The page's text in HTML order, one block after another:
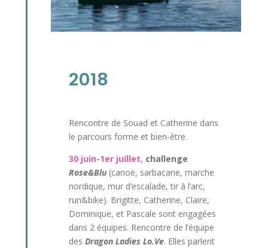
2018
Rencontre de Souad et Catherine dans
le parcours forme et bien-être.
30 juin-1er juillet, challenge
Rose&Blu(canoë, sarbacane, marche
nordique, mur d’escalade, tir à l’arc,
run&bike). Brigitte, Catherine, Claire,
Dominique, et Pascale sont engagées
dans 2 équipes. Rencontre de l’équipe
des Dragon Ladies Lo.Ve. Elles parlent